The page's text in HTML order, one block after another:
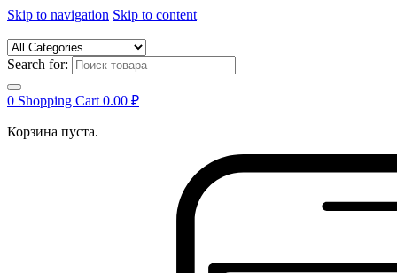
Skip to navigation Skip to content
Search for:
0 Shopping Cart 0.00 ₽
Корзина пуста.